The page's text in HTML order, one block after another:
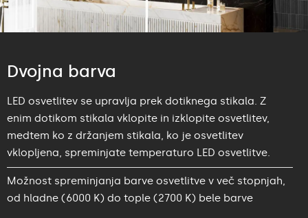
Dvojna barva
LED osvetlitev se upravlja prek dotiknega stikala. Z
enim dotikom stikala vklopite in izklopite osvetlitev,
medtem ko z držanjem stikala, ko je osvetlitev
vklopljena, spreminjate temperaturo LED osvetlitve.
Možnost spreminjanja barve osvetlitve v več stopnjah,
od hladne (6000 K) do tople (2700 K) bele barve